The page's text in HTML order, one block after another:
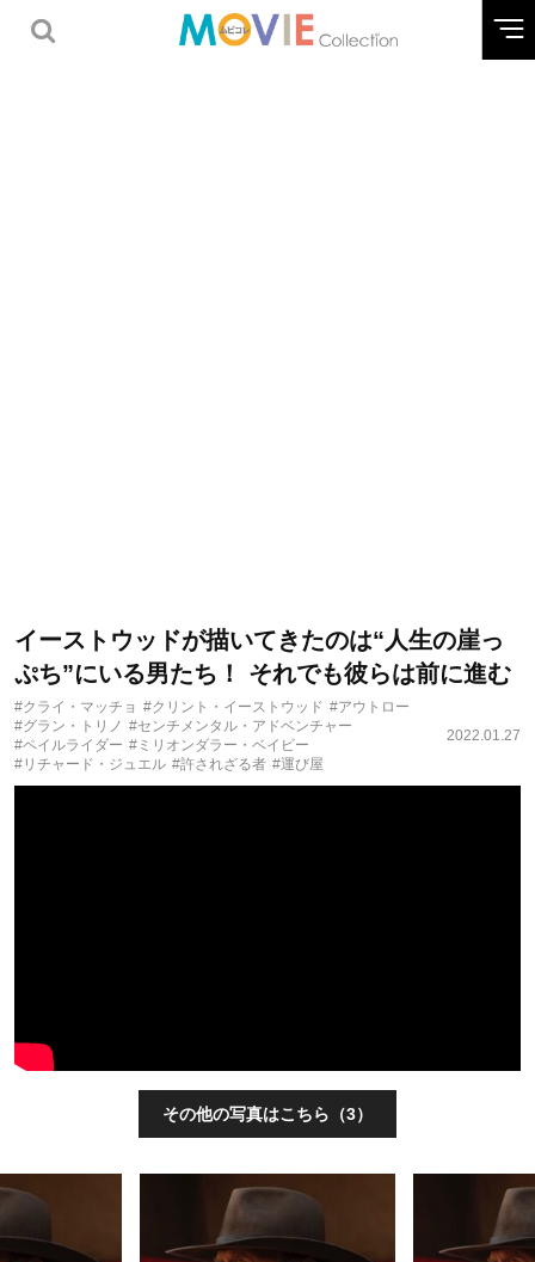
イーストウッドが描いてきたのは“人生の崖っ
ぷち”にいる男たち！ それでも彼らは前に進む
#クライ・マッチョ #クリント・イーストウッド #アウトロー
#グラン・トリノ #センチメンタル・アドベンチャー
#ペイルライダー #ミリオンダラー・ベイビー
#リチャード・ジュエル #許されざる者 #運び屋
2022.01.27
その他の写真はこちら（3）